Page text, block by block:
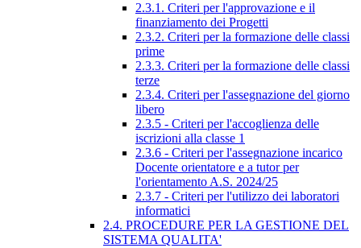
2.3.1. Criteri per l'approvazione e il
finanziamento dei Progetti
2.3.2. Criteri per la formazione delle classi
prime
2.3.3. Criteri per la formazione delle classi
terze
2.3.4. Criteri per l'assegnazione del giorno
libero
2.3.5 - Criteri per l'accoglienza delle
iscrizioni alla classe 1
2.3.6 - Criteri per l'assegnazione incarico
Docente orientatore e a tutor per
l'orientamento A.S. 2024/25
2.3.7 - Criteri per l'utilizzo dei laboratori
informatici
2.4. PROCEDURE PER LA GESTIONE DEL
SISTEMA QUALITA'